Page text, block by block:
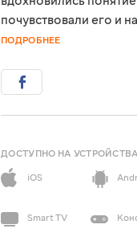
почувствовали его и
ПОДРОБНЕЕ
ДОСТУПНО НА
iOS
Smart TV